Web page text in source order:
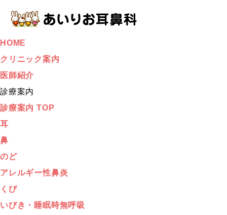
HOME
クリニック案内
医師紹介
診療案内
診療案内 TOP
耳
鼻
のど
アレルギー性鼻炎
くび
いびき・睡眠時無呼吸